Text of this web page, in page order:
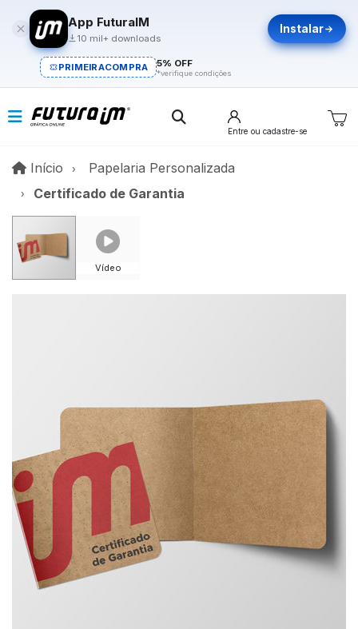
App FuturaIM
10 mil+ downloads
Instalar
PRIMEIRACOMPRA 5% OFF
*verifique condições
Entre ou cadastre-se
Início InícioPapelaria Personalizada
Certificado de Garantia
Vídeo